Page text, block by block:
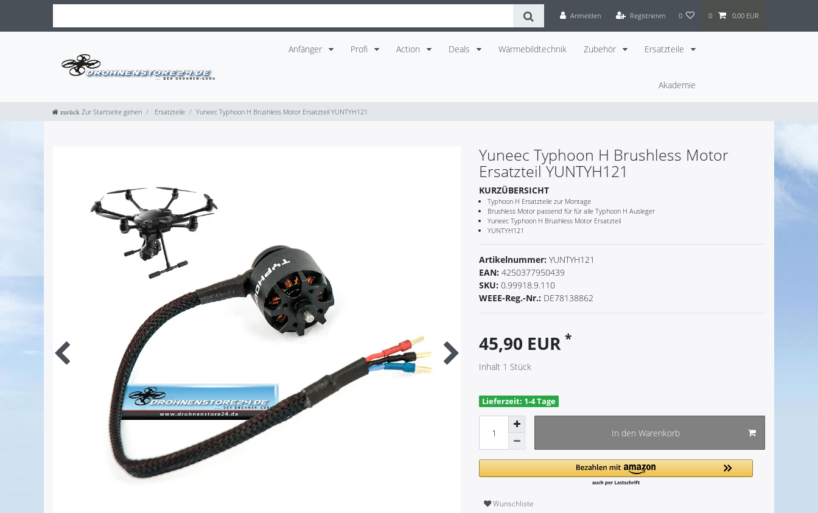
Anmelden Registrieren 0 0 0,00 EUR
Anfänger Profi Action Deals Wärmebildtechnik Zubehör Ersatzteile
Akademie
Zur Startseite gehen Ersatzteile Yuneec Typhoon H Brushless Motor Ersatzteil YUNTYH121
Yuneec Typhoon H Brushless Motor
Ersatzteil YUNTYH121
KURZÜBERSICHT
Typhoon H Ersatzteile zur Montage
Brushless Motor passend für für alle Typhoon H Ausleger
Yuneec Typhoon H Brushless Motor Ersatzteil
YUNTYH121
Artikelnummer: YUNTYH121
EAN: 4250377950439
SKU: 0.99918.9.110
WEEE-Reg.-Nr.: DE78138862
45,90 EUR *
Inhalt 1 Stück
Lieferzeit: 1-4 Tage
In den Warenkorb
Wunschliste